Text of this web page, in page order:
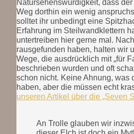
Natursehenswürdigkeit, dass
Weg dorthin ein wenig
solltet ihr unbedingt eine
Erfahrung im Steilwandklettern
untertreiben hier gerne mal.
rausgefunden haben, halten wir
Wege, die ausdrücklich mit „für
beschrieben wurden und oft
schon nicht. Keine Ahnung, was
haben, aber die müssen echt
unseren Artikel über die „Seven
An Trolle glauben wir